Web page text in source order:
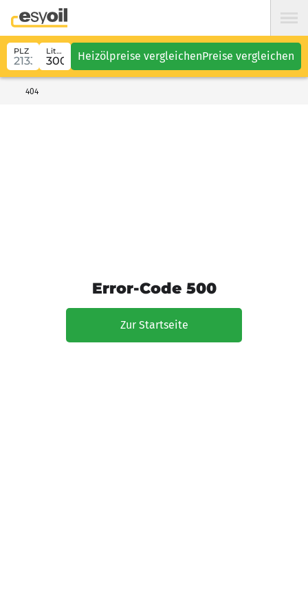
PLZ Liter Heizölpreise vergleichenPreise vergleichen
404
Error-Code 500
Zur Startseite